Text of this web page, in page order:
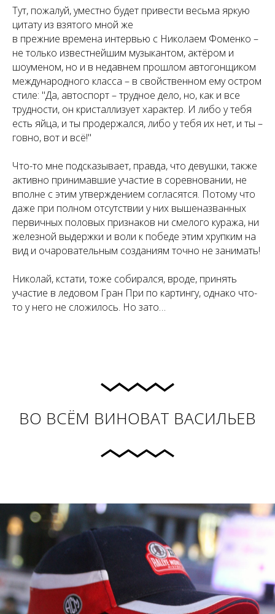
Тут, пожалуй, уместно будет привести весьма яркую
цитату из взятого мной же
в прежние времена интервью с Николаем Фоменко –
не только известнейшим музыкантом, актёром и
шоуменом, но и в недавнем прошлом автогонщиком
международного класса – в свойственном ему остром
стиле: "Да, автоспорт – трудное дело, но, как и все
трудности, он кристаллизует характер. И либо у тебя
есть яйца, и ты продержался, либо у тебя их нет, и ты –
говно, вот и всё!"
Что-то мне подсказывает, правда, что девушки, также
активно принимавшие участие в соревновании, не
вполне с этим утверждением согласятся. Потому что
даже при полном отсутствии у них вышеназванных
первичных половых признаков ни смелого куража, ни
железной выдержки и воли к победе этим хрупким на
вид и очаровательным созданиям точно не занимать!
Николай, кстати, тоже собирался, вроде, принять
участие в ледовом Гран При по картингу, однако что-
то у него не сложилось. Но зато…
ВО ВСЁМ ВИНОВАТ ВАСИЛЬЕВ